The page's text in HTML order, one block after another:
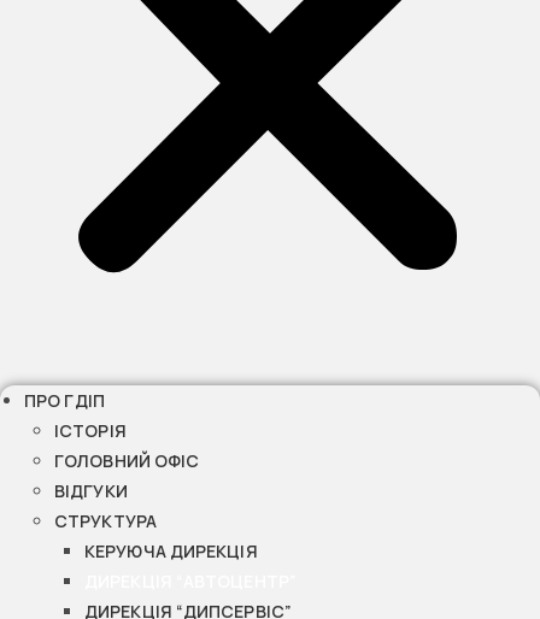
ПРО ГДІП
ІСТОРІЯ
ГОЛОВНИЙ ОФІС
ВІДГУКИ
СТРУКТУРА
КЕРУЮЧА ДИРЕКЦІЯ
ДИРЕКЦІЯ “ДИПСЕРВІС”